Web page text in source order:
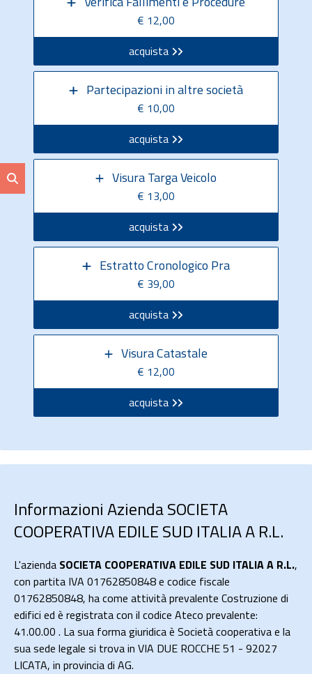
€ 12,00
acquista
Partecipazioni in altre società
€ 10,00
acquista
Visura Targa Veicolo
€ 13,00
acquista
Estratto Cronologico Pra
€ 39,00
acquista
Visura Catastale
€ 12,00
acquista
Informazioni Azienda SOCIETA
COOPERATIVA EDILE SUD ITALIA A R.L.
L'azienda SOCIETA COOPERATIVA EDILE SUD ITALIA A R.L.,
con partita IVA 01762850848 e codice fiscale
01762850848, ha come attività prevalente Costruzione di
edifici ed è registrata con il codice Ateco prevalente:
41.00.00 . La sua forma giuridica è Società cooperativa e la
sua sede legale si trova in VIA DUE ROCCHE 51 - 92027
LICATA, in provincia di AG.